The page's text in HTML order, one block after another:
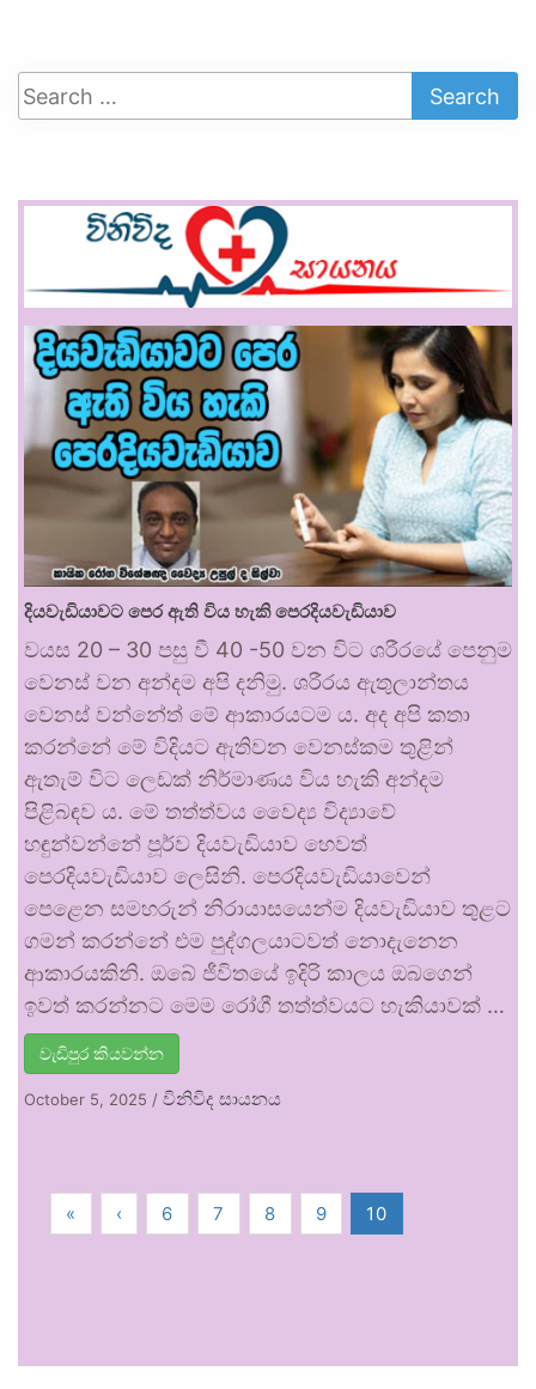
දියවැඩියාවට පෙර ඇති විය හැකි පෙරදියවැඩියාව
වයස 20 – 30 පසු වී 40 -50 වන විට ශරීරයේ පෙනුම
වෙනස් වන අන්දම අපි දනිමු. ශරීරය ඇතුලාන්තය
වෙනස් වන්නේත් මේ ආකාරයටම ය. අද අපි කතා
කරන්නේ මේ විදියට ඇතිවන වෙනස්කම තුළින්
ඇතැම් විට ලෙඩක් නිර්මාණය විය හැකි අන්දම
පිළිබඳව ය. මේ තත්ත්වය වෛද්‍ය විද්‍යාවේ
හඳුන්වන්නේ පූර්ව දියවැඩියාව හෙවත්
පෙරදියවැඩියාව ලෙසිනි. පෙරදියවැඩියාවෙන්
පෙළෙන සමහරුන් නිරායාසයෙන්ම දියවැඩියාව තුළට
ගමන් කරන්නේ එම පුද්ගලයාටවත් නොදැනෙන
ආකාරයකිනි. ඔබේ ජීවිතයේ ඉදිරි කාලය ඔබගෙන්
ඉවත් කරන්නට මෙම රෝගී තත්ත්වයට හැකියාවක් …
වැඩිපුර කියවන්න
October 5, 2025 / විනිවිද සායනය
« ‹ 6 7 8 9 10